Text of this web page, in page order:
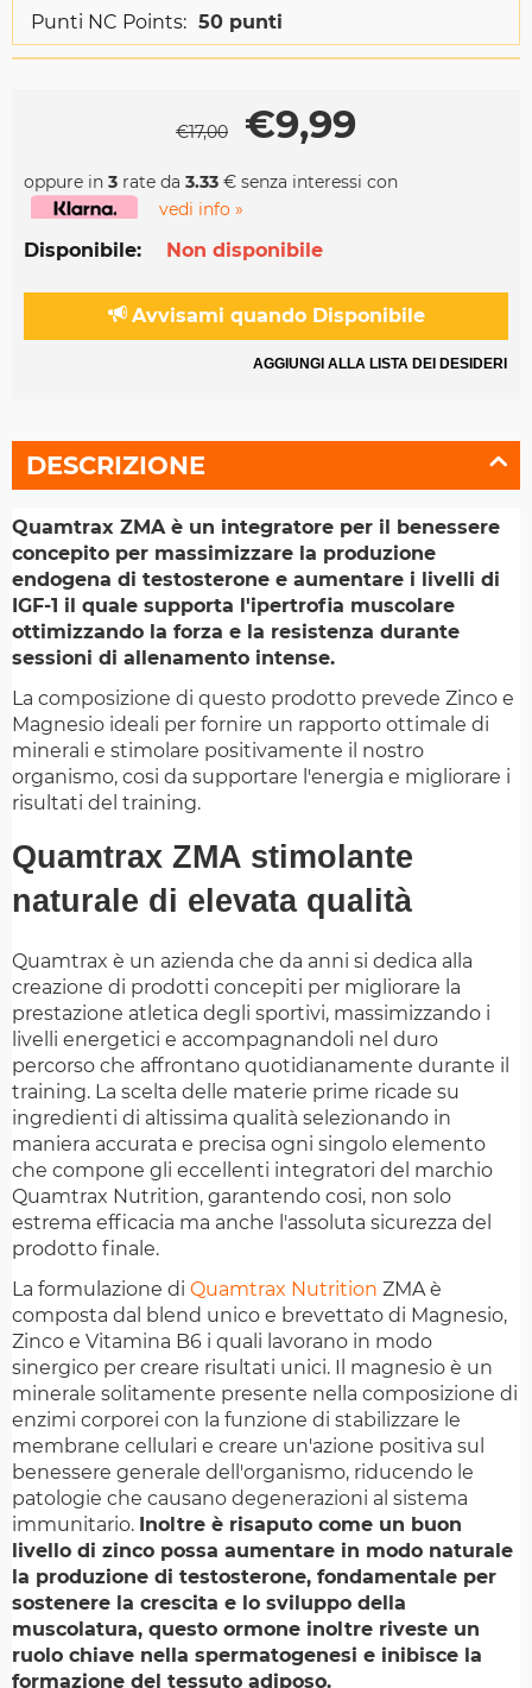
Punti NC Points: 50 punti
€17,00 €9,99
oppure in 3 rate da 3.33 € senza interessi con
vedi info »
Disponibile: Non disponibile
Avvisami quando Disponibile
AGGIUNGI ALLA LISTA DEI DESIDERI
DESCRIZIONE
Quamtrax ZMA è un integratore per il benessere
concepito per massimizzare la produzione
endogena di testosterone e aumentare i livelli di
IGF-1 il quale supporta l'ipertrofia muscolare
ottimizzando la forza e la resistenza durante
sessioni di allenamento intense.
La composizione di questo prodotto prevede Zinco e
Magnesio ideali per fornire un rapporto ottimale di
minerali e stimolare positivamente il nostro
organismo, cosi da supportare l'energia e migliorare i
risultati del training.
Quamtrax ZMA stimolante
naturale di elevata qualità
Quamtrax è un azienda che da anni si dedica alla
creazione di prodotti concepiti per migliorare la
prestazione atletica degli sportivi, massimizzando i
livelli energetici e accompagnandoli nel duro
percorso che affrontano quotidianamente durante il
training. La scelta delle materie prime ricade su
ingredienti di altissima qualità selezionando in
maniera accurata e precisa ogni singolo elemento
che compone gli eccellenti integratori del marchio
Quamtrax Nutrition, garantendo cosi, non solo
estrema efficacia ma anche l'assoluta sicurezza del
prodotto finale.
La formulazione di Quamtrax Nutrition ZMA è
composta dal blend unico e brevettato di Magnesio,
Zinco e Vitamina B6 i quali lavorano in modo
sinergico per creare risultati unici. Il magnesio è un
minerale solitamente presente nella composizione di
enzimi corporei con la funzione di stabilizzare le
membrane cellulari e creare un'azione positiva sul
benessere generale dell'organismo, riducendo le
patologie che causano degenerazioni al sistema
immunitario. Inoltre è risaputo come un buon
livello di zinco possa aumentare in modo naturale
la produzione di testosterone, fondamentale per
sostenere la crescita e lo sviluppo della
muscolatura, questo ormone inoltre riveste un
ruolo chiave nella spermatogenesi e inibisce la
formazione del tessuto adiposo.